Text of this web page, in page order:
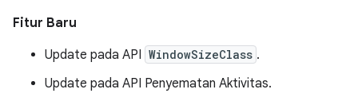
Fitur Baru
Update pada API WindowSizeClass .
Update pada API Penyematan Aktivitas.